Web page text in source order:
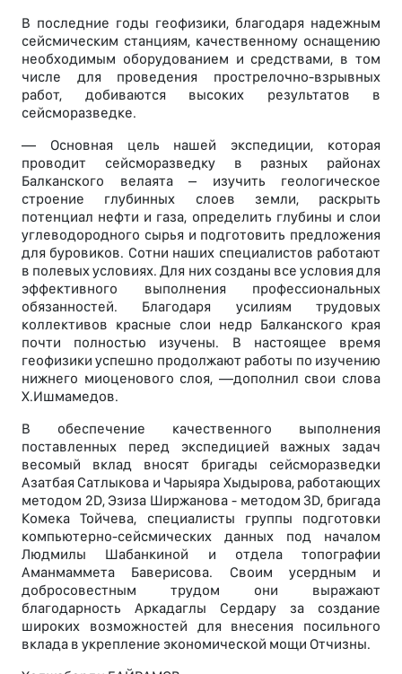
В последние годы геофизики, благодаря надежным
сейсмическим станциям, качественному оснащению
необходимым оборудованием и средствами, в том
числе для проведения прострелочно-взрывных
работ, добиваются высоких результатов в
сейсморазведке.
— Основная цель нашей экспедиции, которая
проводит сейсморазведку в разных районах
Балканского велаята – изучить геологическое
строение глубинных слоев земли, раскрыть
потенциал нефти и газа, определить глубины и слои
углеводородного сырья и подготовить предложения
для буровиков. Сотни наших специалистов работают
в полевых условиях. Для них созданы все условия для
эффективного выполнения профессиональных
обязанностей. Благодаря усилиям трудовых
коллективов красные слои недр Балканского края
почти полностью изучены. В настоящее время
геофизики успешно продолжают работы по изучению
нижнего миоценового слоя, —дополнил свои слова
Х.Ишмамедов.
В обеспечение качественного выполнения
поставленных перед экспедицией важных задач
весомый вклад вносят бригады сейсморазведки
Азатбая Сатлыкова и Чарыяра Хыдырова, работающих
методом 2D, Эзиза Ширжанова - методом 3D, бригада
Комека Тойчева, специалисты группы подготовки
компьютерно-сейсмических данных под началом
Людмилы Шабанкиной и отдела топографии
Аманмаммета Баверисова. Своим усердным и
добросовестным трудом они выражают
благодарность Аркадаглы Сердару за создание
широких возможностей для внесения посильного
вклада в укрепление экономической мощи Отчизны.